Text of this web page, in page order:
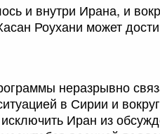
и внутри Ирана, и
Роухани может
неразрывно
в Сирии и
Иран из